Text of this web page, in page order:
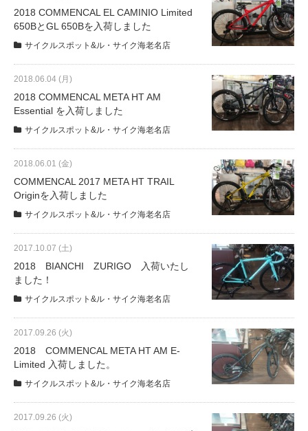
Norwayシリーズ
eVita
コンテンツ
店舗ブログ
イベント
特集
メディア
求人情報
法人様
2018 COMMENCAL EL CAMINIO Limited
650BとGL 650Bを入荷しました
サイクルスポット&ル・サイク海老名店
2018.06.04 (月)
2018 COMMENCAL META HT AM
Essential を入荷しました
サイクルスポット&ル・サイク海老名店
2018.06.01 (金)
COMMENCAL 2017 META HT TRAIL
Originを入荷しました
サイクルスポット&ル・サイク海老名店
2017.10.07 (土)
2018 BIANCHI ZURIGO 入荷いたし
ました！
サイクルスポット&ル・サイク海老名店
2017.09.26 (火)
2018 COMMENCAL META HT AM E-
Limited 入荷しました。
サイクルスポット&ル・サイク海老名店
2017.09.26 (火)